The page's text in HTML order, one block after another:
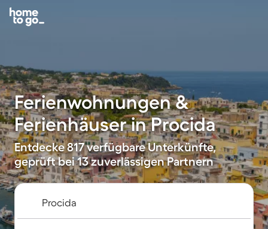
Ferienwohnungen &
Ferienhäuser in Procida
Entdecke 817 verfügbare Unterkünfte,
geprüft bei 13 zuverlässigen Partnern